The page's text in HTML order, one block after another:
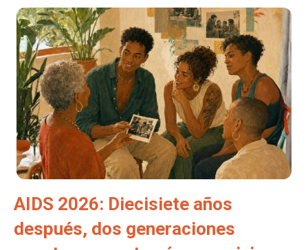
AIDS 2026: Diecisiete años
después, dos generaciones